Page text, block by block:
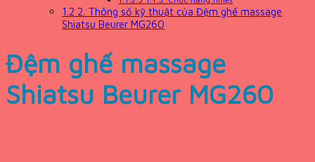
1.2 2. Thông số kỹ thuật của Đệm ghế massage
Shiatsu Beurer MG260
Đệm ghế massage
Shiatsu Beurer MG260